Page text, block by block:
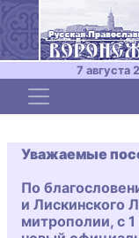
7 августа
Toggle
Уважаемые
По
и Лискинского
митрополии, с